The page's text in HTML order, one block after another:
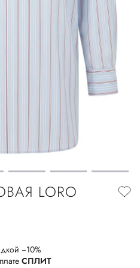
LORO
−10%
СПЛИТ